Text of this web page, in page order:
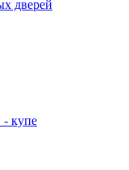
дверей
купе